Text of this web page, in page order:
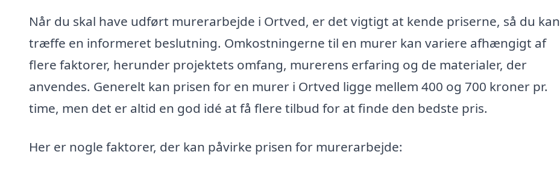
Når du skal have udført murerarbejde i Ortved, er det vigtigt at kende priserne, så du kan
træffe en informeret beslutning. Omkostningerne til en murer kan variere afhængigt af
flere faktorer, herunder projektets omfang, murerens erfaring og de materialer, der
anvendes. Generelt kan prisen for en murer i Ortved ligge mellem 400 og 700 kroner pr.
time, men det er altid en god idé at få flere tilbud for at finde den bedste pris.
Her er nogle faktorer, der kan påvirke prisen for murerarbejde: